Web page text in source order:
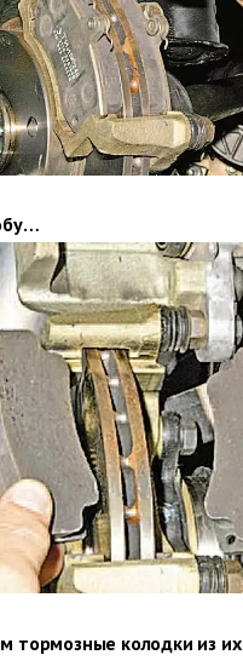
тормозные колодки из